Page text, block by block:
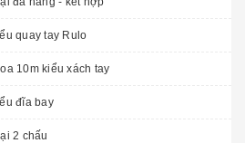
quay tay Rulo
10m kiểu xách tay
đĩa bay
2 chấu